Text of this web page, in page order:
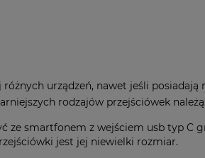
urządzeń, nawet jeśli posiadają
rodzajów przejściówek należą:
ze smartfonem z wejściem usb typ C
jest jej niewielki rozmiar.